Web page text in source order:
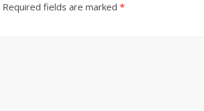
Required fields are marked *